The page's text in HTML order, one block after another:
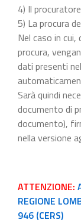
4) Il
5) La procura
Nel caso in
procura,
dati presenti
Sarà quindi
documento di
documento),
nella versione
ATTENZIONE:
REGIONE
946 (CERS)